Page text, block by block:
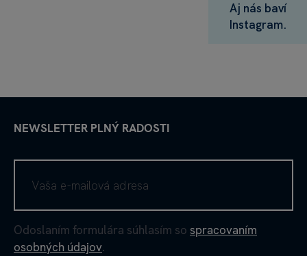
Aj nás baví
Instagram.
NEWSLETTER PLNÝ RADOSTI
Odoslaním formulára súhlasím so spracovaním
osobných údajov.